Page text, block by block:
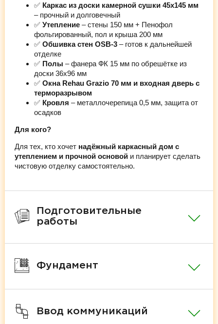
✅ Каркас из доски камерной сушки 45х145 мм
– прочный и долговечный
✅ Утепление – стены 150 мм + Пенофол
фольгированный, пол и крыша 200 мм
✅ Обшивка стен OSB-3 – готов к дальнейшей
отделке
✅ Полы – фанера ФК 15 мм по обрешётке из
доски 36х96 мм
✅ Окна Rehau Grazio 70 мм и входная дверь с
терморазрывом
✅ Кровля – металлочерепица 0,5 мм, защита от
осадков
Для кого?
Для тех, кто хочет надёжный каркасный дом с
утеплением и прочной основой и планирует сделать
чистовую отделку самостоятельно.
Подготовительные
работы
Фундамент
Ввод коммуникаций